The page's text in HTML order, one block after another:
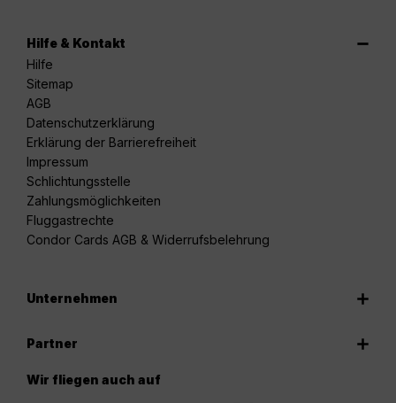
Hilfe & Kontakt
Hilfe
Sitemap
AGB
Datenschutzerklärung
Erklärung der Barrierefreiheit
Impressum
Schlichtungsstelle
Zahlungsmöglichkeiten
Fluggastrechte
Condor Cards AGB & Widerrufsbelehrung
Unternehmen
Partner
Wir fliegen auch auf